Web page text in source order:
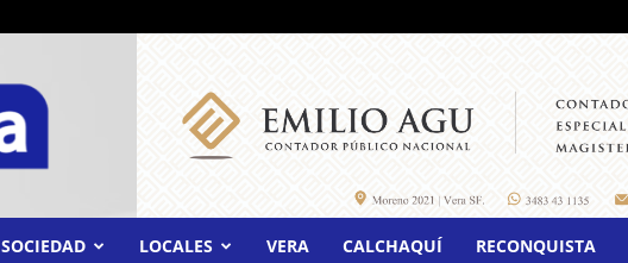
SOCIEDAD LOCALES VERA CALCHAQUÍ RECONQUISTA